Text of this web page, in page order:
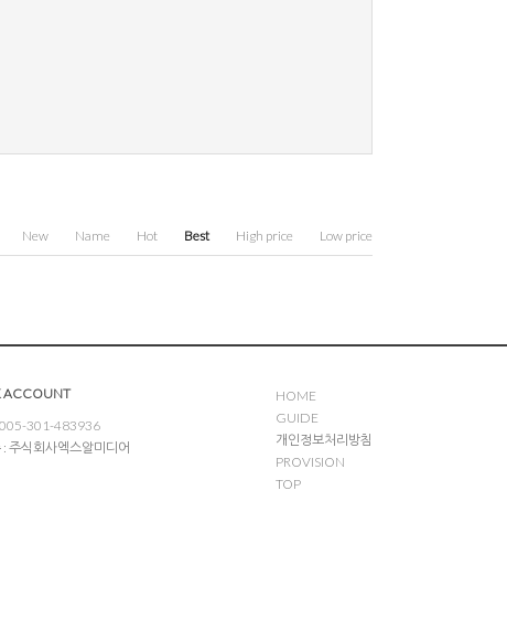
New Name Hot Best High price Low price
ACCOUNT
301-483936
: 주식회사엑스알미디어
HOME
GUIDE
개인정보처리방침
PROVISION
TOP